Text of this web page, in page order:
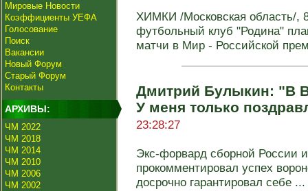
Мировые Новости
Коэффициенты УЕФА
Голосование
Поиск
Вакансии
Новый Форум
Старый Форум
Контакты
АРХИВЫ:
ЧМ 2022
ЧМ 2018
ЧМ 2014
ЧМ 2010
ЧМ 2006
ЧМ 2002
ХИМКИ /Московская область/,
футбольный клуб "Родина"
матчи в Мир - Российской
Дмитрий Булыкин: "В
У меня только
23:28:27
Экс-форвард сборной России
прокомментировал успех
досрочно гарантировал себе ...